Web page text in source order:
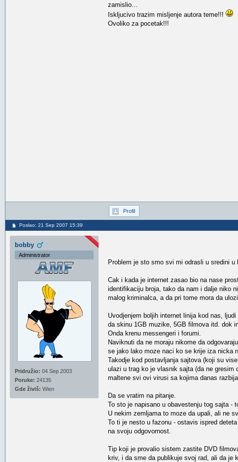
zamislio...
Iskljucivo trazim misljenje autora teme!!!
Ovoliko za pocetak!!!
Profil
Poslao: 21 Sep 2007 15:39
bobby
Administrator
Pridružio: 04 Sep 2003
Poruke: 24135
Gde živiš: Wien
Problem je sto smo svi mi odrasli u sredini
Cak i kada je internet zasao bio na nase
identifikaciju broja, tako da nam i dalje niko
malog kriminalca, a da pri tome mora da
Uvodjenjem boljih internet linija kod nas,
da skinu 1GB muzike, 5GB filmova itd. dok
Onda krenu messengeri i forumi.
Naviknuti da ne moraju nikome da
se jako lako moze naci ko se krije iza nicka
Takodje kod postavljanja sajtova (koji su
ulazi u trag ko je vlasnik sajta (da ne
maltene svi ovi virusi sa kojima danas
Da se vratim na pitanje.
To sto je napisano u obavestenju tog sajta -
U nekim zemljama to moze da upali, ali ne
To ti je nesto u fazonu - ostavis ispred
na svoju odgovornost.
Tip koji je provalio sistem zastite DVD
kriv, i da sme da publikuje svoj rad, ali da je